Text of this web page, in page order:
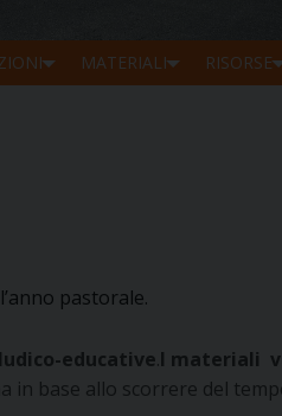
MATERIALI RISORSE
pastorale.
educative.I materiali
in base allo scorrere del